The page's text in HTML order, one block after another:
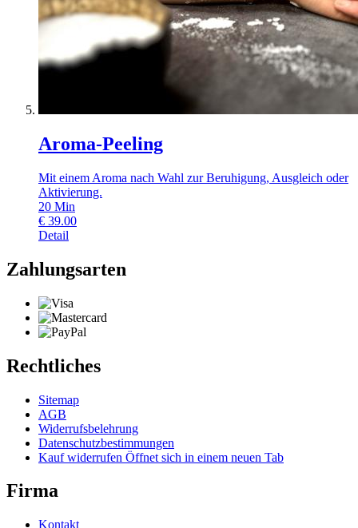
Aroma-Peeling
Mit einem Aroma nach Wahl zur Beruhigung, Ausgleich oder
Aktivierung.
20 Min
€ 39.00
Detail
Zahlungsarten
Rechtliches
Sitemap
AGB
Widerrufsbelehrung
Datenschutzbestimmungen
Kauf widerrufen Öffnet sich in einem neuen Tab
Firma
Kontakt